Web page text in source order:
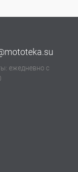
ежедневно с